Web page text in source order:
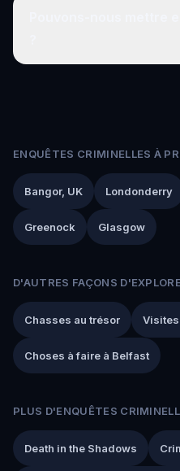
ENQUÊTES CRIMINELLES À
Bangor, UK Londonderry
Greenock Glasgow
D'AUTRES FAÇONS
Chasses au trésor
Choses à faire à Belfast
PLUS D'ENQUÊTES
Death in the Shadows